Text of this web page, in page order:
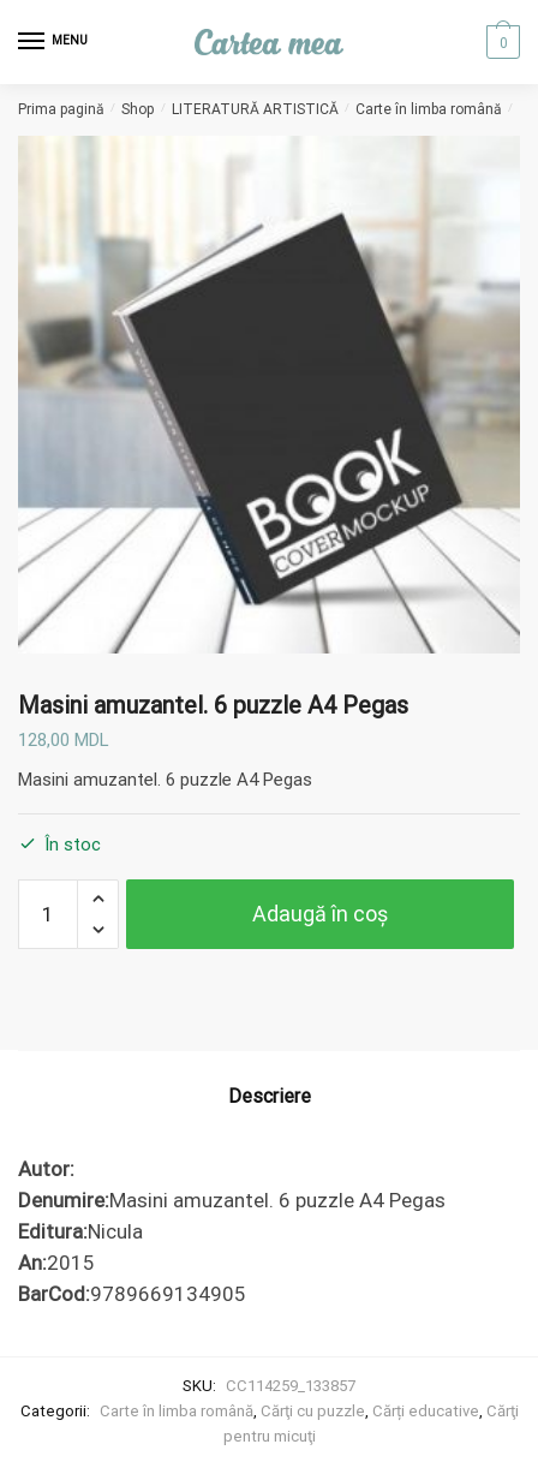
MENU 0
Prima pagină / Shop / LITERATURĂ ARTISTICĂ / Carte în limba română /
Masini amuzantel. 6 puzzle A4 Pegas
128,00 MDL
Masini amuzantel. 6 puzzle A4 Pegas
În stoc
Masini
amuzantel.
Adaugă în coș
Descriere
Autor:
Denumire:Masini amuzantel. 6 puzzle A4 Pegas
Editura:Nicula
An:2015
BarCod:9789669134905
SKU:
CC114259_133857
Categorii:
Carte în limba română Cărţi cu puzzle Cărți educative Cărţi
pentru micuţi